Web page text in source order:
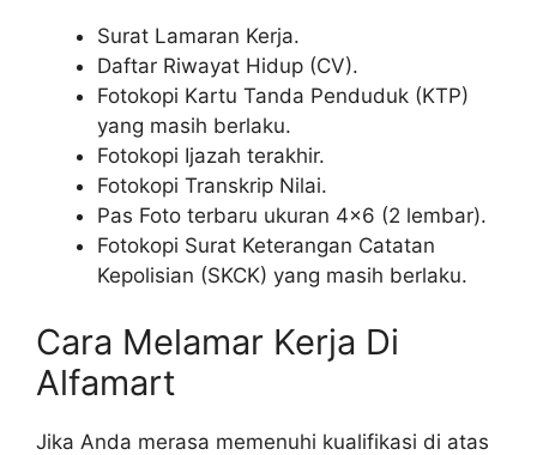
Surat Lamaran Kerja.
Daftar Riwayat Hidup (CV).
Fotokopi Kartu Tanda Penduduk (KTP)
yang masih berlaku.
Fotokopi Ijazah terakhir.
Fotokopi Transkrip Nilai.
Pas Foto terbaru ukuran 4×6 (2 lembar).
Fotokopi Surat Keterangan Catatan
Kepolisian (SKCK) yang masih berlaku.
Cara Melamar Kerja Di
Alfamart
Jika Anda merasa memenuhi kualifikasi di atas